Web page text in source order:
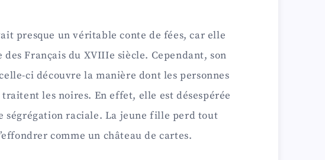
presque un véritable conte de fées, car elle
Français du XVIIIe siècle. Cependant, son
ci découvre la manière dont les personnes
les noires. En effet, elle est désespérée
ségrégation raciale. La jeune fille perd tout
comme un château de cartes.